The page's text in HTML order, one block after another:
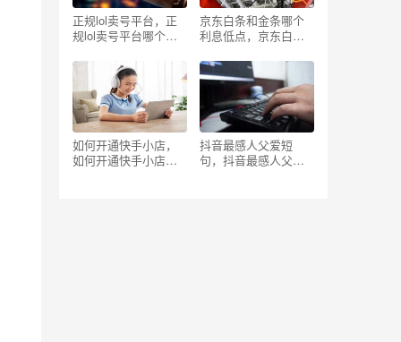
正规lol卖号平台，正
规lol卖号平台哪个安
京东白条和金条哪个
利息低点，京东白条
啊？
如何开通快手小店，
如何开通快手小店步
抖音最感人父爱短
句，抖音最感人父爱